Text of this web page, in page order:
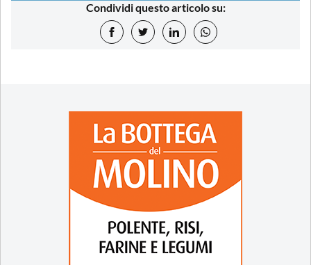
Condividi questo articolo su: